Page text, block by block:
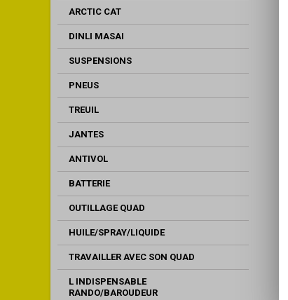
ARCTIC CAT
DINLI MASAI
SUSPENSIONS
PNEUS
TREUIL
JANTES
ANTIVOL
BATTERIE
OUTILLAGE QUAD
HUILE/SPRAY/LIQUIDE
TRAVAILLER AVEC SON QUAD
L INDISPENSABLE
RANDO/BAROUDEUR